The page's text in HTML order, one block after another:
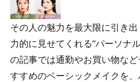
その人の魅力を最大限に引き
力的に見せてくれる“パーソナ
の記事では通勤やお買い物な
すすめのベーシックメイクを